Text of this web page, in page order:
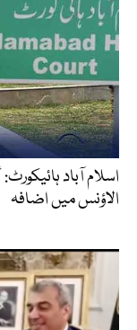
الاؤنس میں اضافہ